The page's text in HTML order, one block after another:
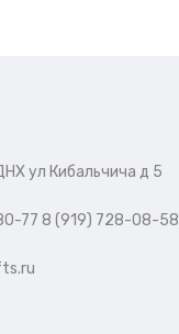
ул Кибальчича д 5
77 8 (919) 728-08-58